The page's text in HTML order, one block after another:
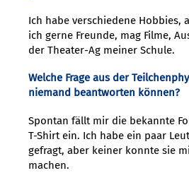
Ich habe verschiedene Hobbies,
ich gerne Freunde, mag Filme,
der Theater-Ag meiner Schule.
Welche Frage aus der
niemand beantworten können?
Spontan fällt mir die bekannte
T-Shirt ein. Ich habe ein paar
gefragt, aber keiner konnte sie
machen.